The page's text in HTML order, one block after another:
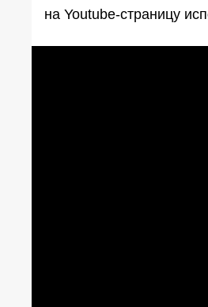
на Youtube-страницу